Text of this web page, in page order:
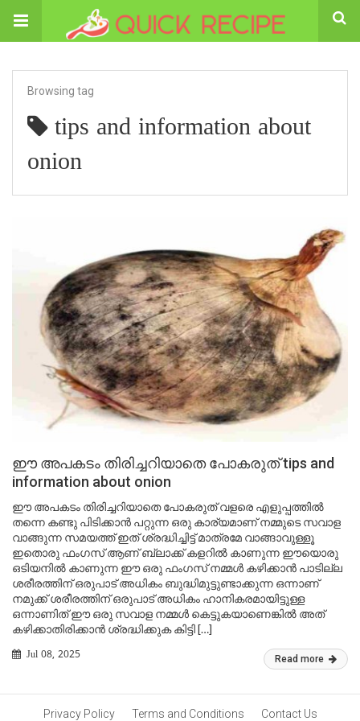
Browsing tag
tips and information about
onion
ഈ അപകടം തിരിച്ചറിയാതെ പോകരുത് tips and
information about onion
ഈ അപകടം തിരിച്ചറിയാതെ പോകരുത് വളരെ എളുപ്പത്തിൽ
തന്നെ കണ്ടു പിടിക്കാൻ പറ്റുന്ന ഒരു കാര്യമാണ് നമ്മുടെ സവാള
വാങ്ങുന്ന സമയത്ത് ഇത് ശ്രദ്ധിച്ചിട്ട് മാത്രമേ വാങ്ങാവുള്ളൂ
ഇതൊരു ഫംഗസ് ആണ് ബ്ലാക്ക് കളറിൽ കാണുന്ന ഈയൊരു
ഒടിയനിൽ കാണുന്ന ഈ ഒരു ഫംഗസ് നമ്മൾ കഴിക്കാൻ പാടില്ല
ശരീരത്തിന് ഒരുപാട് അധികം ബുദ്ധിമുട്ടുണ്ടാക്കുന്ന ഒന്നാണ്
നമുക്ക് ശരീരത്തിന് ഒരുപാട് അധികം ഹാനികരമായിട്ടുള്ള
ഒന്നാണിത് ഈ ഒരു സവാള നമ്മൾ കെട്ടുകയാണെങ്കിൽ അത്
കഴിക്കാതിരിക്കാൻ ശ്രദ്ധിക്കുക കിട്ടി […]
Jul 08, 2025 Read more
Privacy Policy Terms and Conditions Contact Us